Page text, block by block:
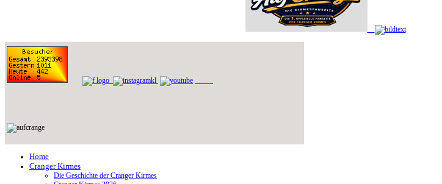
Home
Cranger Kirmes
Die Geschichte der Cranger Kirmes